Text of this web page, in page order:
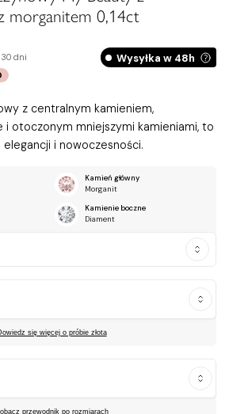
morganitem 0,14ct
dni Wysyłka w 48h
z centralnym kamieniem,
i otoczonym mniejszymi kamieniami, to
elegancji i nowoczesności.
Kamień główny
Morganit
Kamienie boczne
Diament
się więcej o próbie złota
przewodnik po rozmiarach